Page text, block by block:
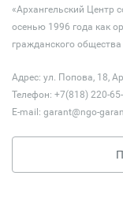
«Архангельский Центр
осенью 1996 года как
гражданского
Адрес: ул. Попова, 18,
Телефон: +7(818) 220-
E-mail: garant@ngo-